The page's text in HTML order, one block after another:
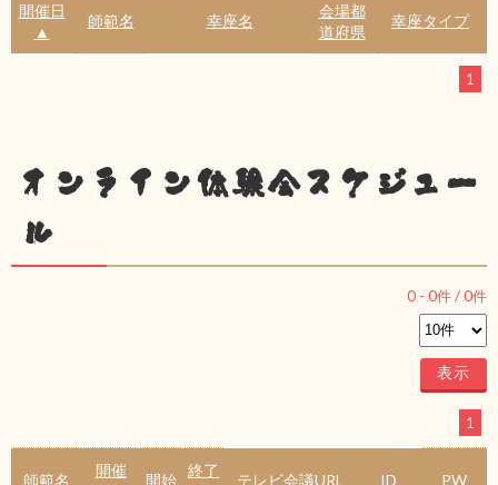
開催日
▲
師範名 幸座名
会場都
道府県
幸座タイプ
1
オンライン体験会スケジュー
ル
0 - 0件 /0件
1
師範名
開催
開始
終了
テレビ会議URL ID PW